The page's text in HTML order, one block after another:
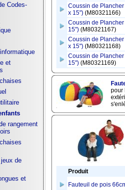
Codes-
et
rangement
de
et
Coussin de
x 15") (M80321166)
Coussin de
15") (M80321167)
Coussin de
x 15") (M80321168)
Coussin de
15") (M80321169)
pour
Produit
Fauteuil de pois